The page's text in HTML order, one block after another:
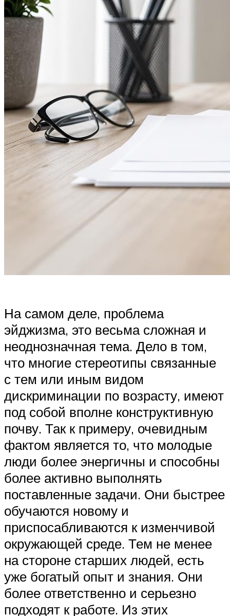
На самом деле, проблема
эйджизма, это весьма сложная и
неоднозначная тема. Дело в том,
что многие стереотипы связанные
с тем или иным видом
дискриминации по возрасту, имеют
под собой вполне конструктивную
почву. Так к примеру, очевидным
фактом является то, что молодые
люди более энергичны и способны
более активно выполнять
поставленные задачи. Они быстрее
обучаются новому и
приспосабливаются к изменчивой
окружающей среде. Тем не менее
на стороне старших людей, есть
уже богатый опыт и знания. Они
более ответственно и серьезно
подходят к работе. Из этих